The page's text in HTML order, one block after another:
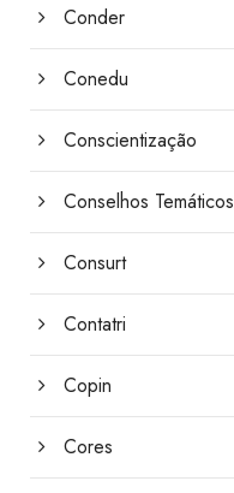
Conder
Conedu
Conscientização
Conselhos Temáticos
Consurt
Contatri
Copin
Cores